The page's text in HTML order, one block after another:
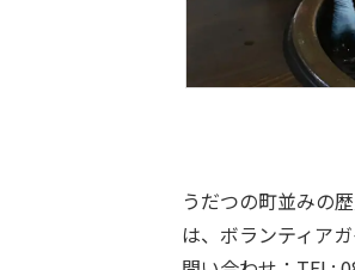
うだつの町並みの
は、ボランティア